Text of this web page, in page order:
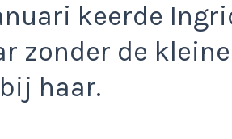
keerde
zonder de
haar.